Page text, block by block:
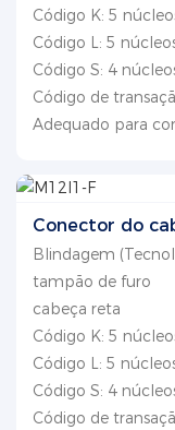
Código K: 5
Código L: 5
Código S: 4
Código de
Adequado para
Conector do
Blindagem
tampão de furo
cabeça reta
Código K: 5
Código L: 5
Código S: 4
Código de